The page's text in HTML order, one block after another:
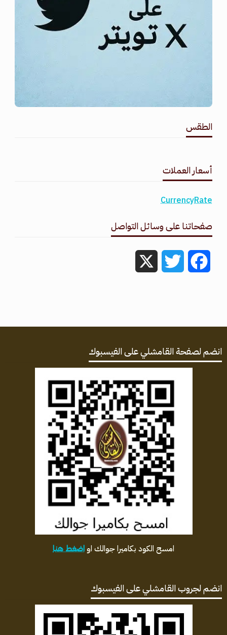
الطقس
أسعار العملات
CurrencyRate
صفحاتنا على وسائل التواصل
Facebook
Twitter
انضم لصفحة القامشلي على الفيسبوك
امسح الكود بكاميرا جوالك اواضغط هنا
انضم لجروب القامشلي على الفيسبوك